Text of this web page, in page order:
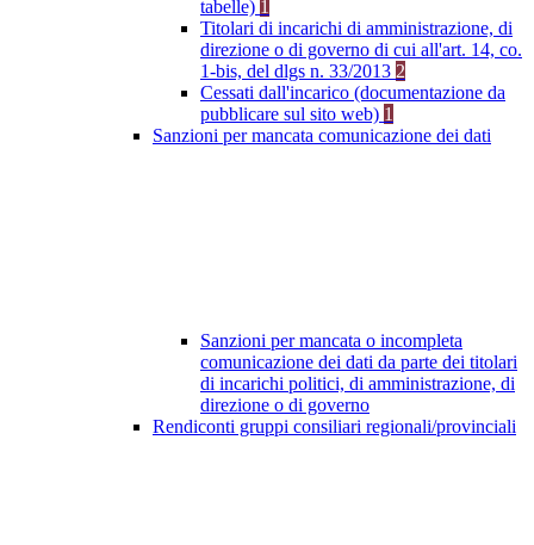
tabelle) 1
Titolari di incarichi di amministrazione, di
direzione o di governo di cui all'art. 14, co.
1-bis, del dlgs n. 33/2013 2
Cessati dall'incarico (documentazione da
pubblicare sul sito web) 1
Sanzioni per mancata comunicazione dei dati
Sanzioni per mancata o incompleta
comunicazione dei dati da parte dei titolari
di incarichi politici, di amministrazione, di
direzione o di governo
Rendiconti gruppi consiliari regionali/provinciali